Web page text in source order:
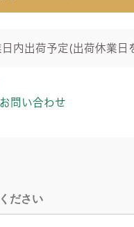
内出荷予定(出荷休業日
問い合わせ
ださい